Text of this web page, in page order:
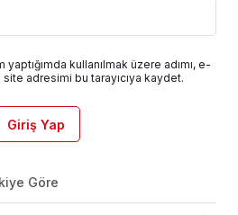
kullanılmak üzere adımı, e-
adresimi bu tarayıcıya kaydet.
Giriş Yap
Göre